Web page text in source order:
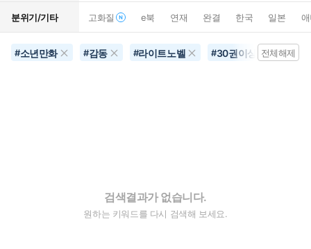
분위기/기타 고화질 e북 연재 완결 한국 일본
#소년만화 #감동 #라이트노벨 #30권이상 #짝사
전체해제
검색결과가 없습니다.
원하는 키워드를 다시 검색해 보세요.